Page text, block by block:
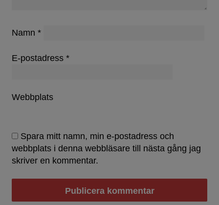
Namn *
E-postadress *
Webbplats
Spara mitt namn, min e-postadress och
webbplats i denna webbläsare till nästa gång jag
skriver en kommentar.